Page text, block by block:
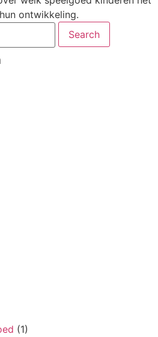
ontwikkeling.
(1)